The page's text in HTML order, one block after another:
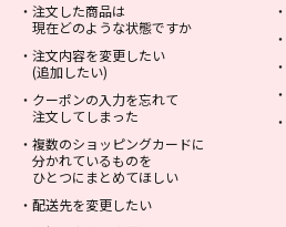
・ 注文した商品は
現在どのような状態ですか
・ 注文内容を変更したい
(追加したい)
・ クーポンの入力を忘れて
注文してしまった
・ 複数のショッピングカードに
分かれているものを
ひとつにまとめてほしい
・ 配送先を変更したい
・
・
・
・
・